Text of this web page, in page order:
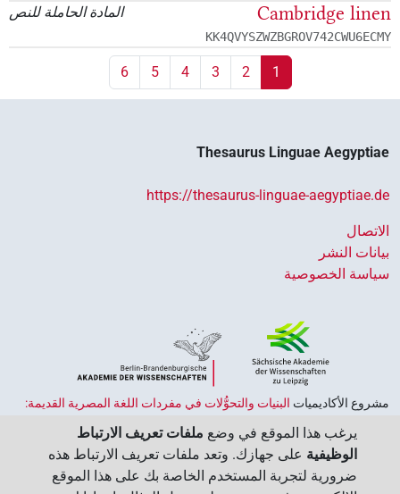
المادة الحاملة للنص Cambridge linen
KK4QVYSZWZBGROV742CWU6ECMY
1
2
3
4
5
6
Thesaurus Linguae Aegyptiae
https://thesaurus-linguae-aegyptiae.de
الاتصال
بيانات النشر
سياسة الخصوصية
مشروع الأكاديميات ‏ البنيات والتحوُّلات في مفردات اللغة المصرية القديمة:
الممول من قبل الحكومة الاتحادية وحكومات الولايات بجمهورية ألمانيا
الاتحادية، وهو يهدف إلى الحفاظ على تراثنا الثقافي واسترجاعه واستكشافه.
يُنسَّق البرنامج من قِبلاتحاد الأكاديميات الألمانية للعلوم والإنسانيات‏.
يرغب هذا الموقع في وضع ملفات تعريف الارتباط
الوظيفية على جهازك. وتعد ملفات تعريف الارتباط هذه
ضرورية لتجربة المستخدم الخاصة بك على هذا الموقع